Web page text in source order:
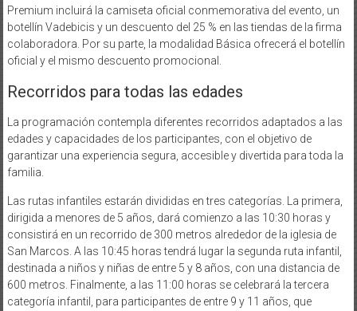
Premium incluirá la camiseta oficial conmemorativa del evento, un
botellín Vadebicis y un descuento del 25 % en las tiendas de la firma
colaboradora. Por su parte, la modalidad Básica ofrecerá el botellín
oficial y el mismo descuento promocional.
Recorridos para todas las edades
La programación contempla diferentes recorridos adaptados a las
edades y capacidades de los participantes, con el objetivo de
garantizar una experiencia segura, accesible y divertida para toda la
familia.
Las rutas infantiles estarán divididas en tres categorías. La primera,
dirigida a menores de 5 años, dará comienzo a las 10:30 horas y
consistirá en un recorrido de 300 metros alrededor de la iglesia de
San Marcos. A las 10:45 horas tendrá lugar la segunda ruta infantil,
destinada a niños y niñas de entre 5 y 8 años, con una distancia de
600 metros. Finalmente, a las 11:00 horas se celebrará la tercera
categoría infantil, para participantes de entre 9 y 11 años, que